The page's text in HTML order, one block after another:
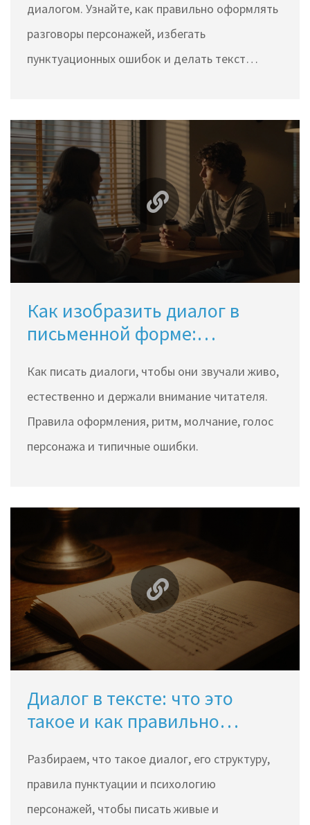
диалогом. Узнайте, как правильно оформлять
разговоры персонажей, избегать
пунктуационных ошибок и делать текст
Как изобразить диалог в
письменной форме:
живых реплик
Как писать диалоги, чтобы они звучали живо,
естественно и держали внимание читателя.
Правила оформления, ритм, молчание, голос
персонажа и типичные ошибки.
Диалог в тексте: что это
такое и как правильно
Разбираем, что такое диалог, его структуру,
правила пунктуации и психологию
персонажей, чтобы писать живые и